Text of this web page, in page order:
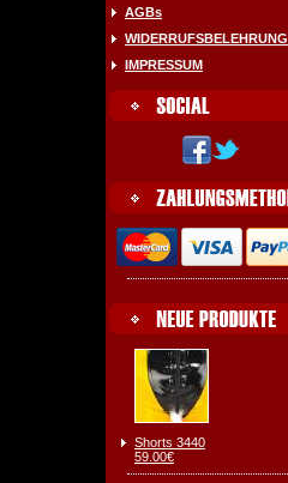
AGBs
WIDERRUFSBELEHRUNG
IMPRESSUM
Shorts 3440
59.00€